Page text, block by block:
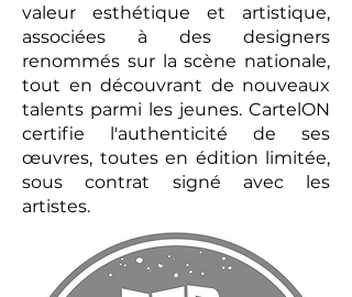
valeur esthétique et artistique,
associées à des designers
renommés sur la scène nationale,
tout en découvrant de nouveaux
talents parmi les jeunes. CartelON
certifie l'authenticité de ses
œuvres, toutes en édition limitée,
sous contrat signé avec les
artistes.